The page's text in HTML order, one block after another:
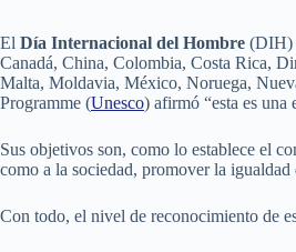
El Día Internacional del Hombre (DIH)
Canadá, China, Colombia, Costa Rica,
Malta, Moldavia, México, Noruega,
Programme (Unesco) afirmó “esta es una
Sus objetivos son, como lo establece el
como a la sociedad, promover la
Con todo, el nivel de reconocimiento de